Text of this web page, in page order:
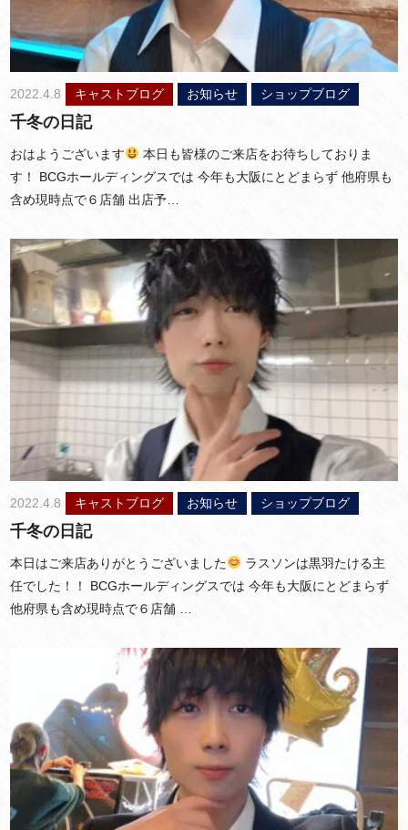
2022.4.8 キャストブログ お知らせ ショップブログ
千冬の日記
おはようございます
本日も皆様のご来店をお待ちしておりま
す！ BCGホールディングスでは 今年も大阪にとどまらず 他府県も
含め現時点で６店舗 出店予…
2022.4.8 キャストブログ お知らせ ショップブログ
千冬の日記
本日はご来店ありがとうございました
ラスソンは黒羽たける主
任でした！！ BCGホールディングスでは 今年も大阪にとどまらず
他府県も含め現時点で６店舗 …